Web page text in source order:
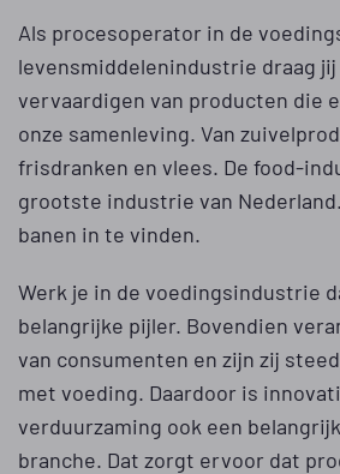
Als procesoperator in de
levensmiddelenindustrie draag jij
vervaardigen van producten die
onze samenleving. Van
frisdranken en vlees. De food-
grootste industrie van
banen in te vinden.
Werk je in de voedingsindustrie
belangrijke pijler. Bovendien
van consumenten en zijn zij
met voeding. Daardoor is
verduurzaming ook een
branche. Dat zorgt ervoor dat